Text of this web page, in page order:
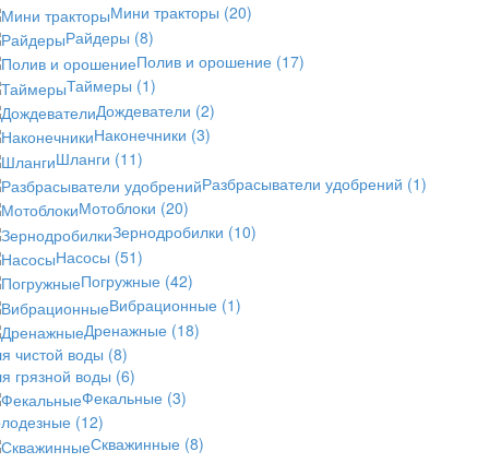
Мини тракторы (20)
Райдеры (8)
Полив и орошение (17)
Таймеры (1)
Дождеватели (2)
Наконечники (3)
Шланги (11)
Разбрасыватели удобрений (1)
Мотоблоки (20)
Зернодробилки (10)
Насосы (51)
Погружные (42)
Вибрационные (1)
Дренажные (18)
чистой воды (8)
грязной воды (6)
Фекальные (3)
(12)
Скважинные (8)